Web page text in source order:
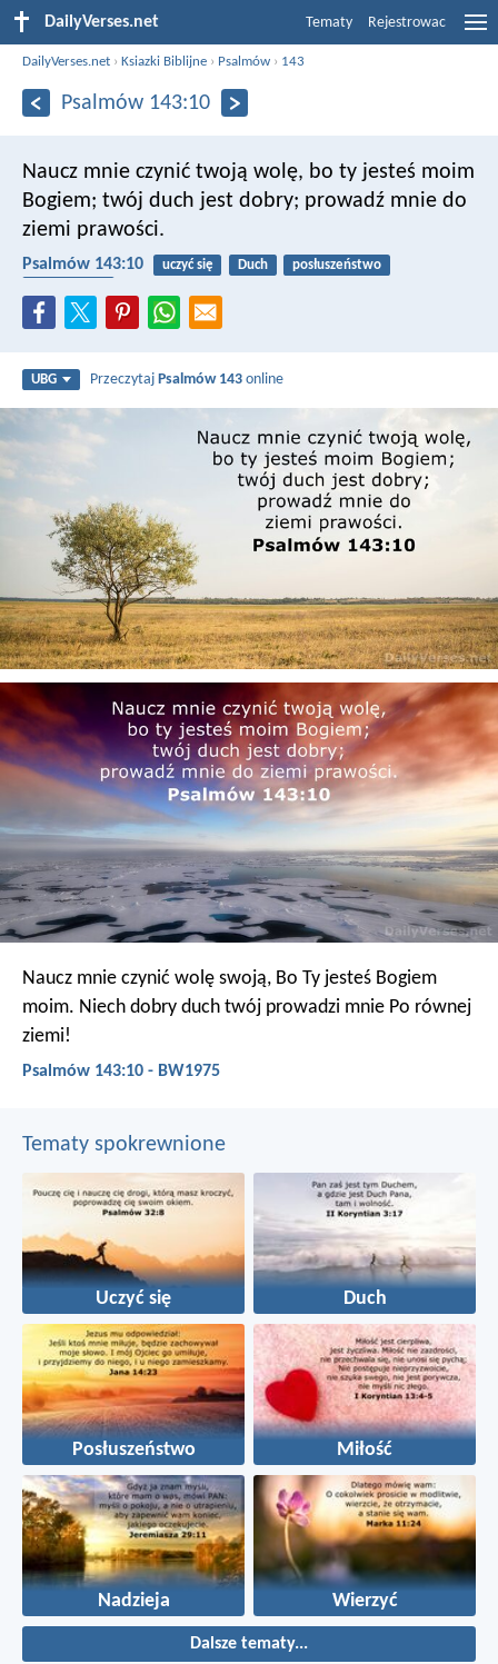
DailyVerses.net Tematy Rejestrowac
DailyVerses.net ›Ksiazki Biblijne › Psalmów › 143
Psalmów 143:10
Naucz mnie czynić twoją wolę, bo ty jesteś moim
Bogiem; twój duch jest dobry; prowadź mnie do
ziemi prawości.
Psalmów 143:10 uczyć się Duch
posłuszeństwo
UBG PrzeczytajPsalmów 143 online
Naucz mnie czynić wolę swoją, Bo Ty jesteś Bogiem
moim. Niech dobry duch twój prowadzi mnie Po równej
ziemi!
Psalmów 143:10 - BW1975
Tematy spokrewnione
Uczyć się Duch
Posłuszeństwo Miłość
Nadzieja Wierzyć
Dalsze tematy...